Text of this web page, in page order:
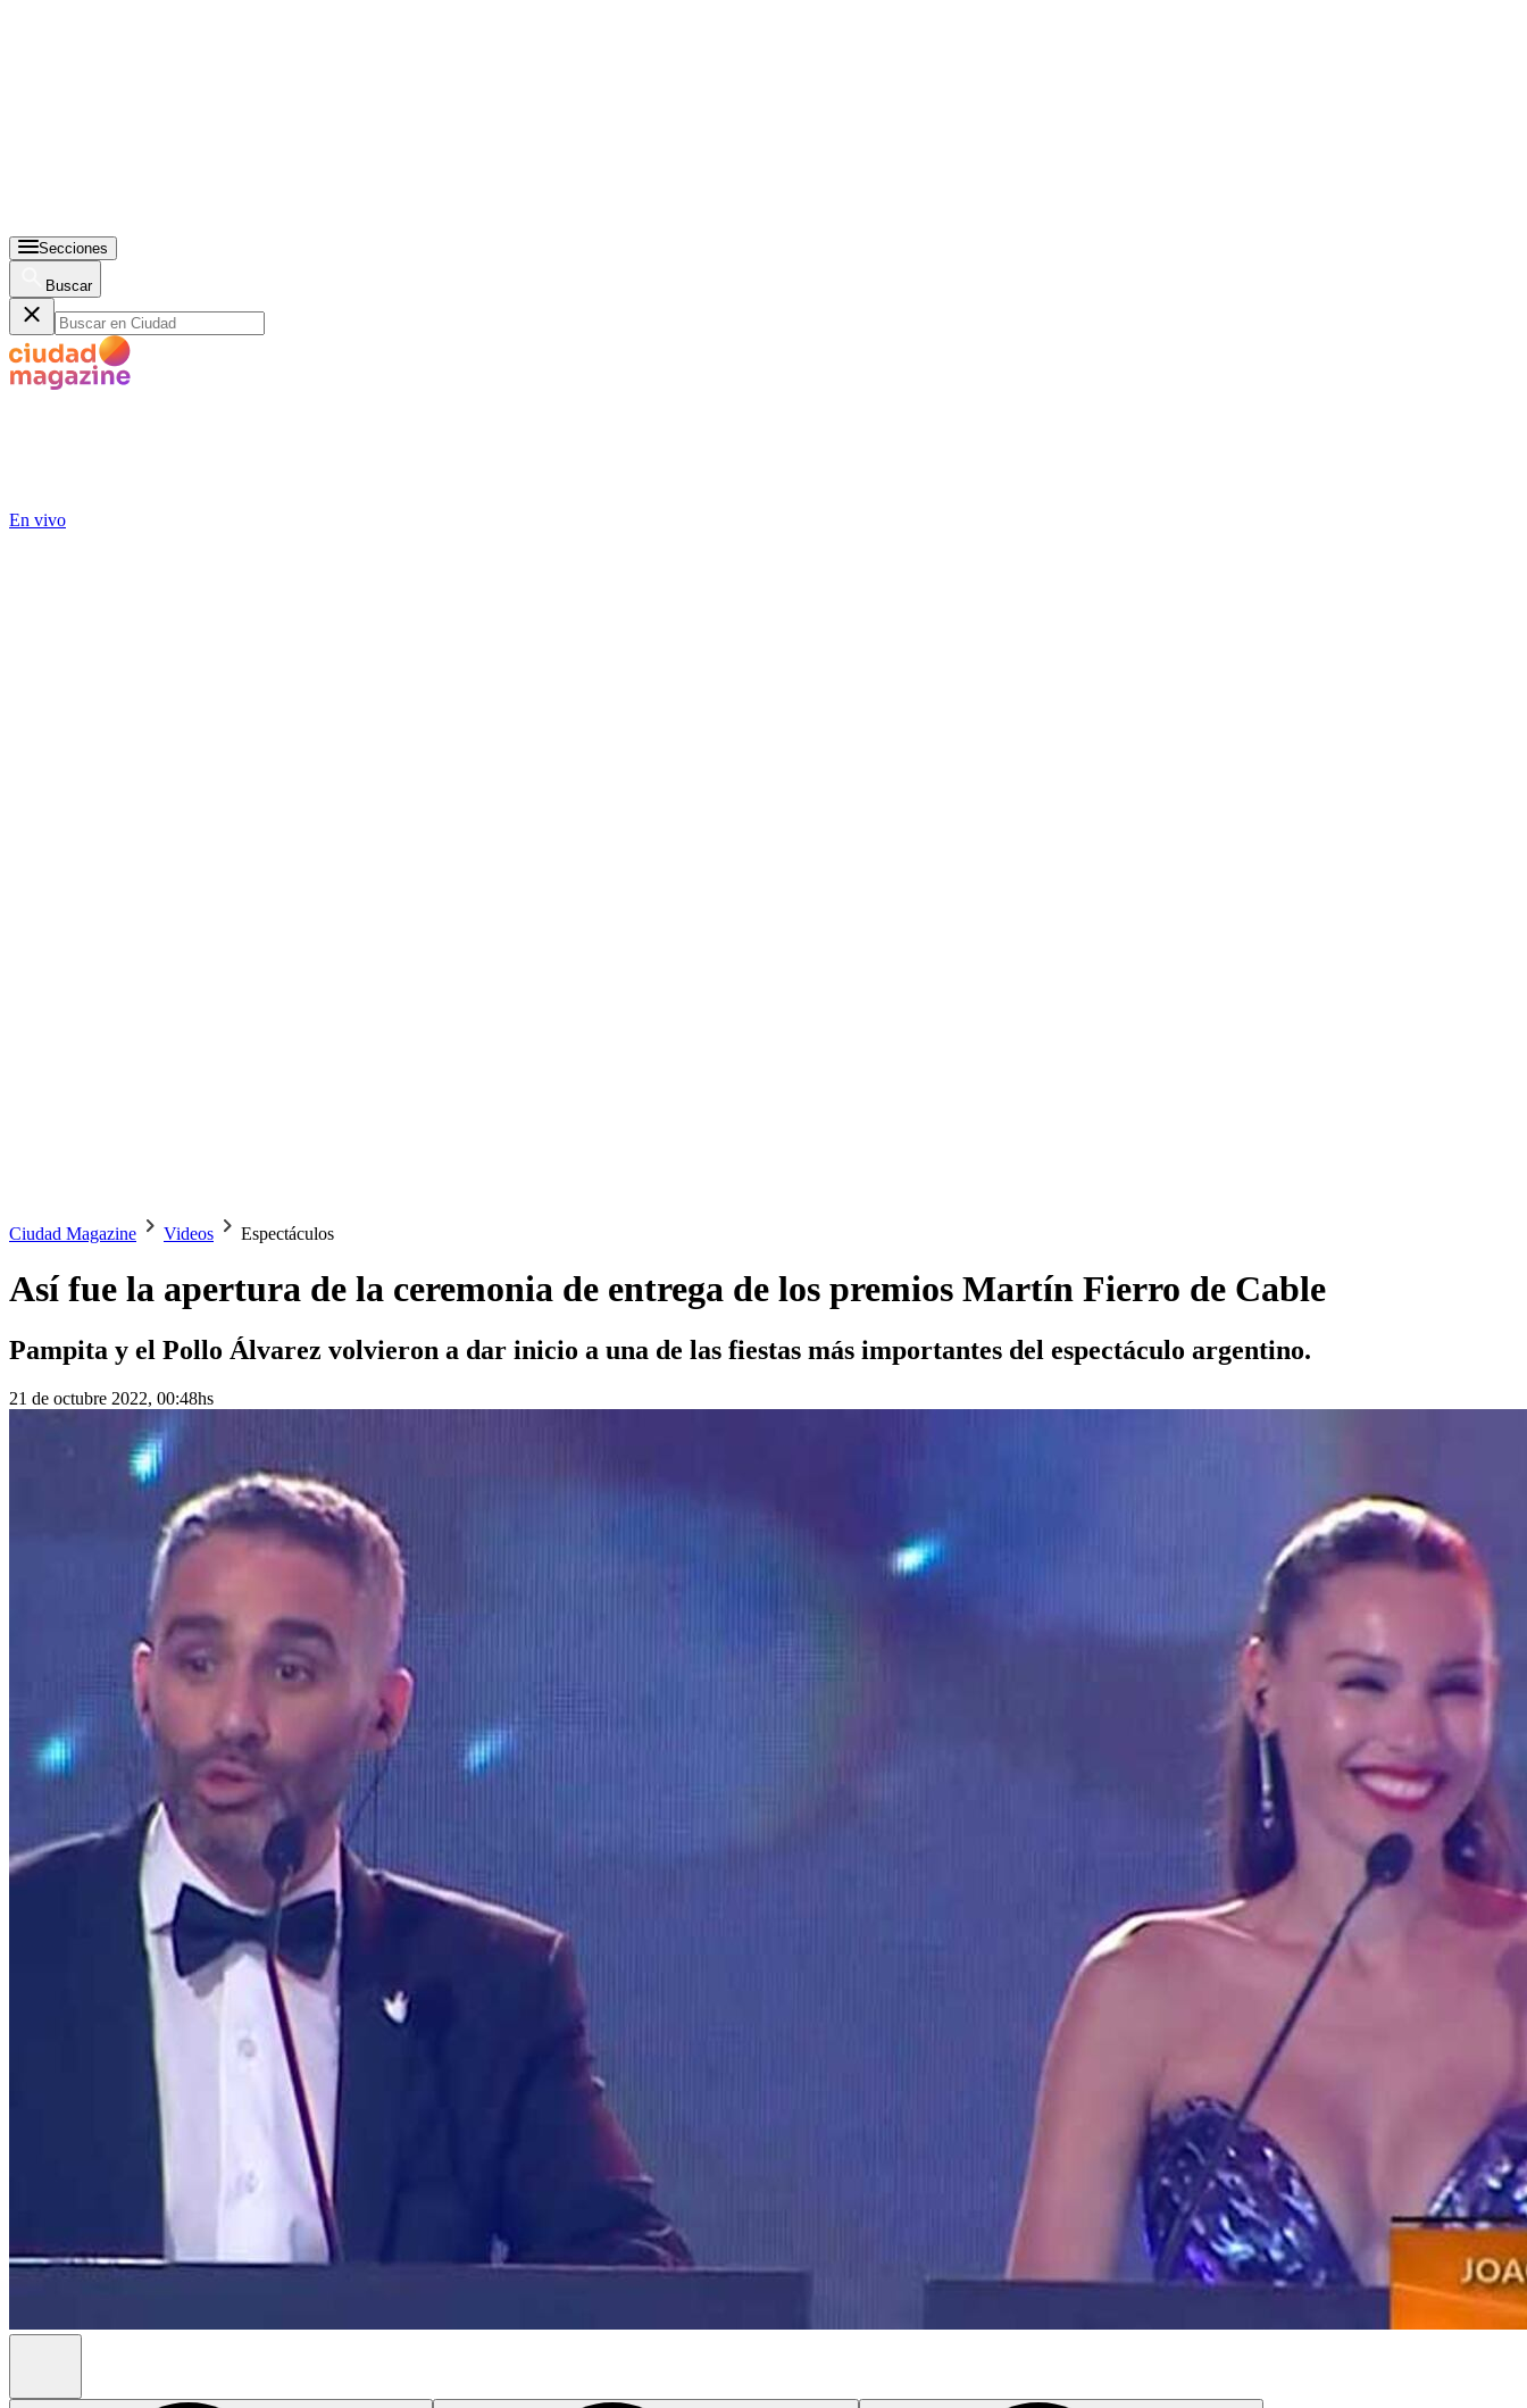
Secciones
Buscar
En vivo
Ciudad Magazine Videos Espectáculos
Así fue la apertura de la ceremonia de entrega de los premios Martín Fierro de Cable
Pampita y el Pollo Álvarez volvieron a dar inicio a una de las fiestas más importantes del espectáculo argentino.
21 de octubre 2022, 00:48hs